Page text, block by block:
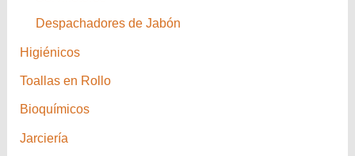
Despachadores de Jabón
Higiénicos
Toallas en Rollo
Bioquímicos
Jarciería